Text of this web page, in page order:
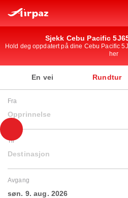
Sjekk Cebu Pacific
Hold deg oppdatert på dine Cebu Pacific
her
En vei Rundtur
Fra
Opprinnelse
Til
Destinasjon
Avgang
søn. 9. aug. 2026